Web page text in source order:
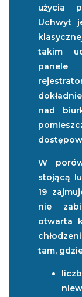
użycia
Uchwyt
takim
panele
nad
W
stojącą
19
nie
otwarta
tam,